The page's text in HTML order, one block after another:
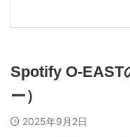
Spotify O-EAST
ー）
2025年9月2日